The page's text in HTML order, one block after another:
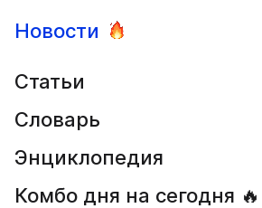
Новости
Статьи
Словарь
Энциклопедия
Комбо дня на сегодня 🔥